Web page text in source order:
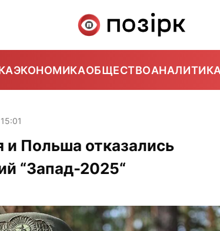
ЭКОНОМИКАОБЩЕСТВОАНАЛИТИКА
15:01
и Польша отказались
“Запад-2025“